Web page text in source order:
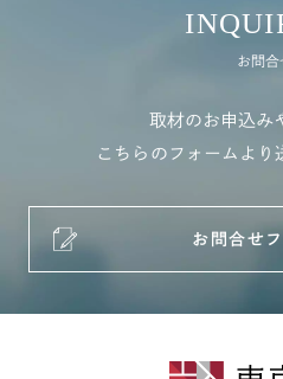
お問合
取材のお申込み
こちらのフォームより
お問合せ